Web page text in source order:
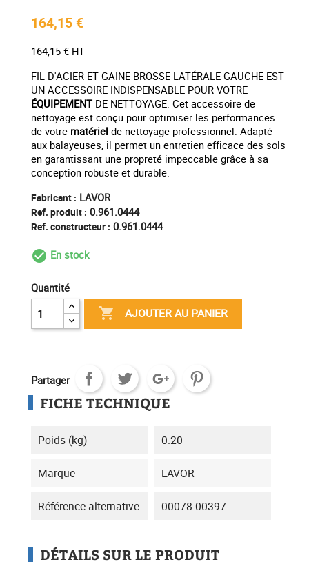
164,15 €
164,15 € HT
FIL D'ACIER ET GAINE BROSSE LATÉRALE GAUCHE EST
UN ACCESSOIRE INDISPENSABLE POUR VOTRE
ÉQUIPEMENT DE NETTOYAGE. Cet accessoire de
nettoyage est conçu pour optimiser les performances
de votre matériel de nettoyage professionnel. Adapté
aux balayeuses, il permet un entretien efficace des sols
en garantissant une propreté impeccable grâce à sa
conception robuste et durable.
Fabricant : LAVOR
Ref. produit : 0.961.0444
Ref. constructeur : 0.961.0444
check_circle_outline
En stock
Quantité
 AJOUTER AU PANIER
Partager
FICHE TECHNIQUE
Poids (kg) 0.20
Marque LAVOR
Référence alternative 00078-00397
DÉTAILS SUR LE PRODUIT